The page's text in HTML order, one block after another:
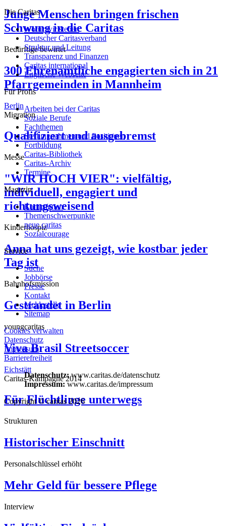
Junge Menschen bringen frischen
Schwung in die Caritas
Bedürftige bewirtet
300 Ehrenamtliche engagierten sich in 21
Pfarrgemeinden in Mannheim
Berlin
Migration
Qualifiziert und ausgebremst
Messe
"WIR HOCH VIER": vielfältig,
individuell, engagiert und
richtungsweisend
Kinderhospiz
Anna hat uns gezeigt, wie kostbar jeder
Tag ist
Bahnhofsmission
Gestrandet in Berlin
youngcaritas
Viva Brasil Streetsoccer
Eichstätt
Caritas-Kampagne 2014
Für Flüchtlinge unterwegs
Strukturen
Historischer Einschnitt
Personalschlüssel erhöht
Mehr Geld für bessere Pflege
Interview
Die Caritas
Wofür wir stehen
Deutscher Caritasverband
Struktur und Leitung
Transparenz und Finanzen
Caritas international
Englische Webseite
Für Profis
Arbeiten bei der Caritas
Soziale Berufe
Fachthemen
Stellungnahmen und Positionen
Fortbildung
Caritas-Bibliothek
Caritas-Archiv
Termine
Magazin
Kampagnen
Themenschwerpunkte
neue caritas
Sozialcourage
Service
Suche
Jobbörse
Presse
Kontakt
Meldestelle
Sitemap
Cookies verwalten
Datenschutz
Impressum
Barrierefreiheit
Datenschutz:www.caritas.de/datenschutz
Impressum:www.caritas.de/impressum
Copyright © caritas 2026